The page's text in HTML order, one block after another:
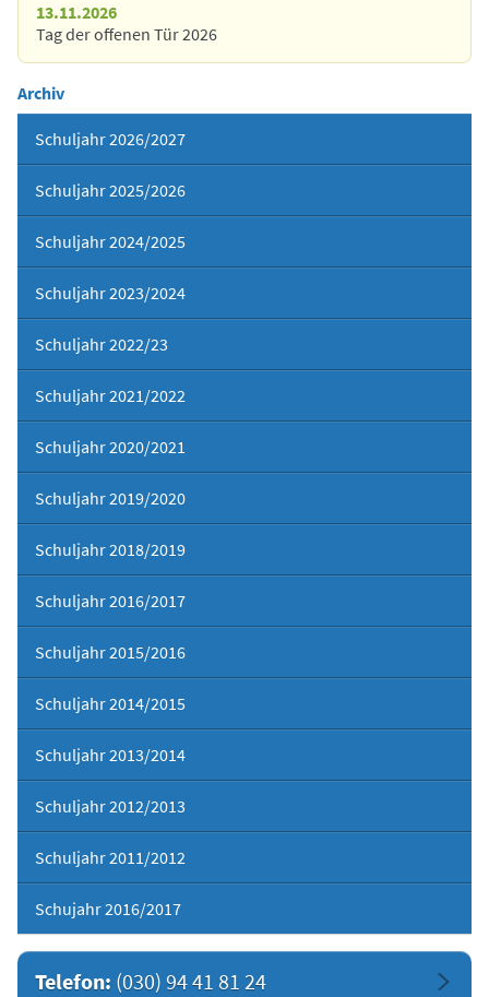
13.11.2026
Tag der offenen Tür 2026
Archiv
Schuljahr 2026/2027
Schuljahr 2025/2026
Schuljahr 2024/2025
Schuljahr 2023/2024
Schuljahr 2022/23
Schuljahr 2021/2022
Schuljahr 2020/2021
Schuljahr 2019/2020
Schuljahr 2018/2019
Schuljahr 2016/2017
Schuljahr 2015/2016
Schuljahr 2014/2015
Schuljahr 2013/2014
Schuljahr 2012/2013
Schuljahr 2011/2012
Schujahr 2016/2017
Telefon: (030) 94 41 81 24